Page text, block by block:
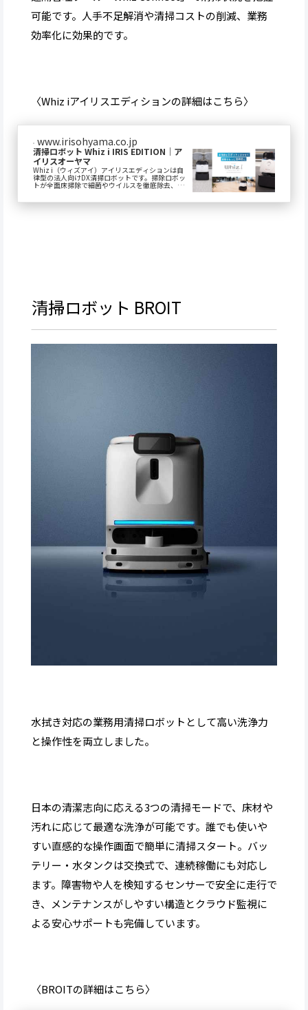
可能です。人手不足解消や清掃コストの削減、業務
効率化に効果的です。
〈Whiz iアイリスエディションの詳細はこちら〉
清掃ロボット Whiz i IRIS EDITION｜ア
イリスオーヤマ
Whiz i（ウィズアイ）アイリスエディションは自
律型の法人向けDX清掃ロボットです。掃除ロボッ
トが全面床掃除で細菌やウイルスを徹底除去、確
も...
www.irisohyama.co.jp
清掃ロボット BROIT
水拭き対応の業務用清掃ロボットとして高い洗浄力
と操作性を両立しました。
日本の清潔志向に応える3つの清掃モードで、床材や
汚れに応じて最適な洗浄が可能です。誰でも使いや
すい直感的な操作画面で簡単に清掃スタート。バッ
テリー・水タンクは交換式で、連続稼働にも対応し
ます。障害物や人を検知するセンサーで安全に走行で
き、メンテナンスがしやすい構造とクラウド監視に
よる安心サポートも完備しています。
〈BROITの詳細はこちら〉